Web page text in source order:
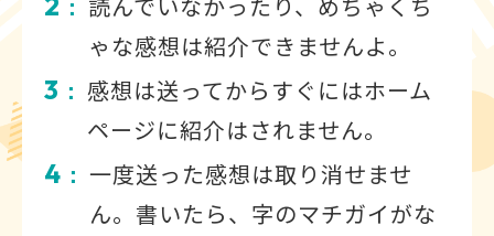
：
ゃな感想は紹介できませんよ。
3 ： 感想は送ってからすぐにはホーム
ページに紹介はされません。
4 ： 一度送った感想は取り消せませ
ん。書いたら、字のマチガイがな